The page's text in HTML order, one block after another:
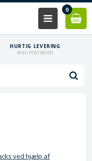
0
HURTIG LEVERING
MED POSTNORD
ved hjælp af